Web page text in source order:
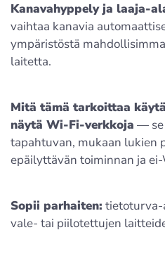
Kanavahyppely ja laaja-
vaihtaa kanavia
ympäristöstä
laitetta.
Mitä tämä tarkoittaa
näytä Wi-Fi-verkkoja — se
tapahtuvan, mukaan lukien
epäilyttävän toiminnan ja
Sopii parhaiten: tietoturva-
vale- tai piilotettujen